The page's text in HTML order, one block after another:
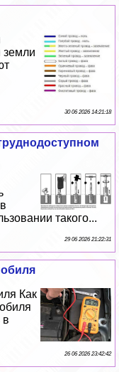
земли
30 06 2026 14:21:18
такого...
29 06 2026 21:22:31
Как
в
26 06 2026 23:42:42